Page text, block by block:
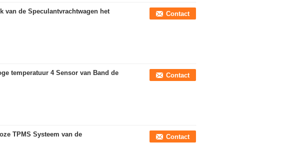
van de Speculantvrachtwagen het
Contact
temperatuur 4 Sensor van Band de
Contact
TPMS Systeem van de
Contact